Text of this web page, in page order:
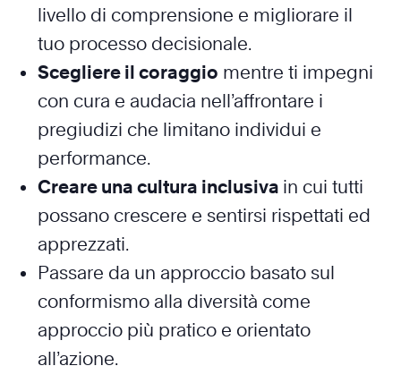
livello di comprensione e migliorare il
tuo processo decisionale.
Scegliere il coraggio mentre ti impegni
con cura e audacia nell’affrontare i
pregiudizi che limitano individui e
performance.
Creare una cultura inclusiva in cui tutti
possano crescere e sentirsi rispettati ed
apprezzati.
Passare da un approccio basato sul
conformismo alla diversità come
approccio più pratico e orientato
all’azione.